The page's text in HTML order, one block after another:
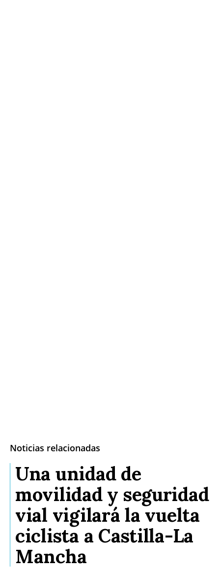
Noticias relacionadas
Una unidad de
movilidad y seguridad
vial vigilará la vuelta
ciclista a Castilla-La
Mancha